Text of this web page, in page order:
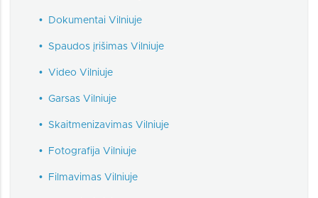
• Dokumentai Vilniuje
• Spaudos įrišimas Vilniuje
• Video Vilniuje
• Garsas Vilniuje
• Skaitmenizavimas Vilniuje
• Fotografija Vilniuje
• Filmavimas Vilniuje